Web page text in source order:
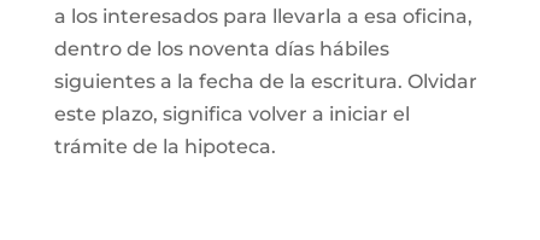
a los interesados para llevarla a esa oficina,
dentro de los noventa días hábiles
siguientes a la fecha de la escritura. Olvidar
este plazo, significa volver a iniciar el
trámite de la hipoteca.